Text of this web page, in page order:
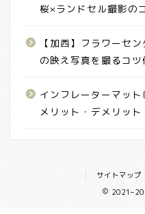
桜×ランドセル撮影の
【加西】フラワーセ
の映え写真を撮るコツ
インフレーターマッ
メリット・デメリット
サイトマップ
プ